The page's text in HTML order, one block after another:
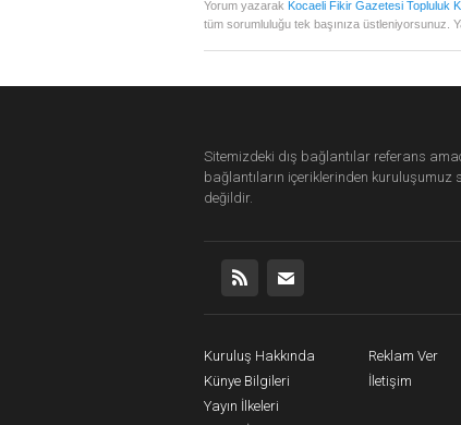
Yorum yazarak Kocaeli Fikir Gazetesi Topluluk
tüm sorumluluğu tek başınıza üstleniyorsunuz.
Sitemizdeki dış bağlantılar referans
bağlantıların içeriklerinden kuruluşumuz
değildir.
Kuruluş Hakkında
Künye Bilgileri
Yayın İlkeleri
Reklam Ver
İletişim